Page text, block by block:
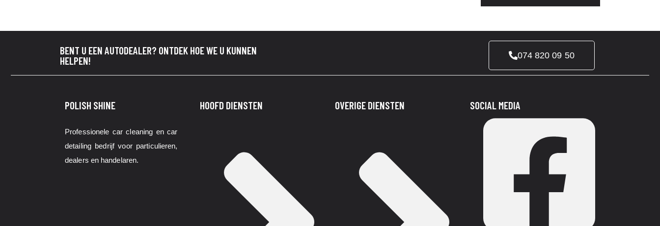
BENT U EEN AUTODEALER? ONTDEK HOE WE U KUNNEN
HELPEN!
074 820 09 50
POLISH SHINE
Professionele car cleaning en car
detailing bedrijf voor particulieren,
dealers en handelaren.
HOOFD DIENSTEN OVERIGE DIENSTEN SOCIAL MEDIA